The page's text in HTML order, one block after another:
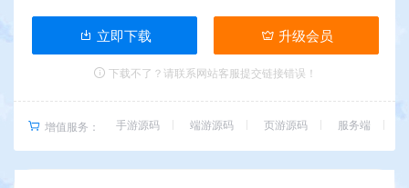
立即下载 升级会员
下载不了？请联系网站客服提交链接错误！
增值服务： 手游源码 端游源码 页游源码 服务端